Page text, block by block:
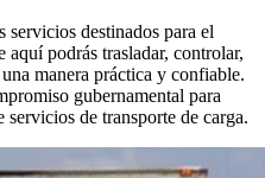
servicios destinados para el
aquí podrás trasladar, controlar,
manera práctica y confiable.
gubernamental para
de transporte de carga.